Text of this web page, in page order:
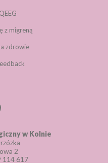
w Kolnie
2
114 617
z migreną
zdrowie